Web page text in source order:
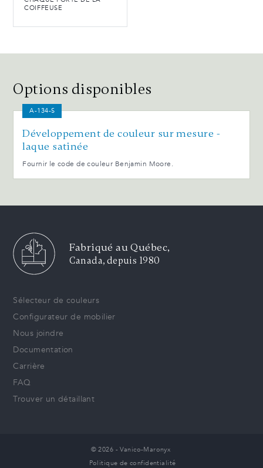
COIFFEUSE
Options disponibles
A-134-S
Développement de couleur sur mesure -
laque satinée
Fournir le code de couleur Benjamin Moore.
Fabriqué au Québec,
Canada, depuis 1980
Sélecteur de couleurs
Configurateur de mobilier
Nous joindre
Documentation
Carrière
FAQ
Trouver un détaillant
© 2026 - Vanico-Maronyx
Politique de confidentialité